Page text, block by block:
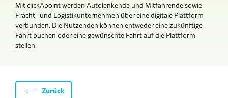
Mit clickApoint werden Autolenkende und Mitfahrende sowie
Fracht- und Logistikunternehmen über eine digitale Plattform
verbunden. Die Nutzenden können entweder eine zukünftige
Fahrt buchen oder eine gewünschte Fahrt auf die Plattform
stellen.
Zurück